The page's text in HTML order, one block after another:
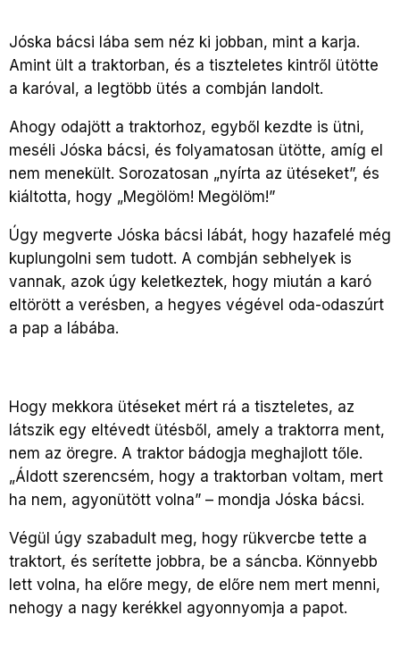
Jóska bácsi lába sem néz ki jobban, mint a karja.
Amint ült a traktorban, és a tiszteletes kintről ütötte
a karóval, a legtöbb ütés a combján landolt.
Ahogy odajött a traktorhoz, egyből kezdte is ütni,
meséli Jóska bácsi, és folyamatosan ütötte, amíg el
nem menekült. Sorozatosan „nyírta az ütéseket”, és
kiáltotta, hogy „Megölöm! Megölöm!”
Úgy megverte Jóska bácsi lábát, hogy hazafelé még
kuplungolni sem tudott. A combján sebhelyek is
vannak, azok úgy keletkeztek, hogy miután a karó
eltörött a verésben, a hegyes végével oda-odaszúrt
a pap a lábába.
Hogy mekkora ütéseket mért rá a tiszteletes, az
látszik egy eltévedt ütésből, amely a traktorra ment,
nem az öregre. A traktor bádogja meghajlott tőle.
„Áldott szerencsém, hogy a traktorban voltam, mert
ha nem, agyonütött volna” – mondja Jóska bácsi.
Végül úgy szabadult meg, hogy rükvercbe tette a
traktort, és serítette jobbra, be a sáncba. Könnyebb
lett volna, ha előre megy, de előre nem mert menni,
nehogy a nagy kerékkel agyonnyomja a papot.